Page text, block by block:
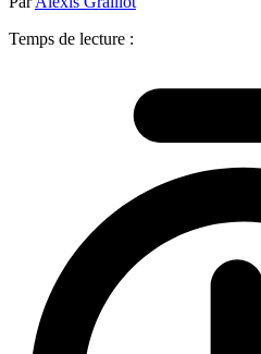
Temps de lecture :